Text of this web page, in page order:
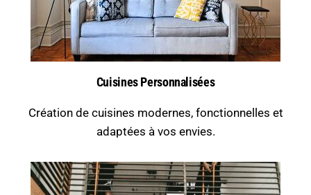
Cuisines Personnalisées
Création de cuisines modernes, fonctionnelles et
adaptées à vos envies.